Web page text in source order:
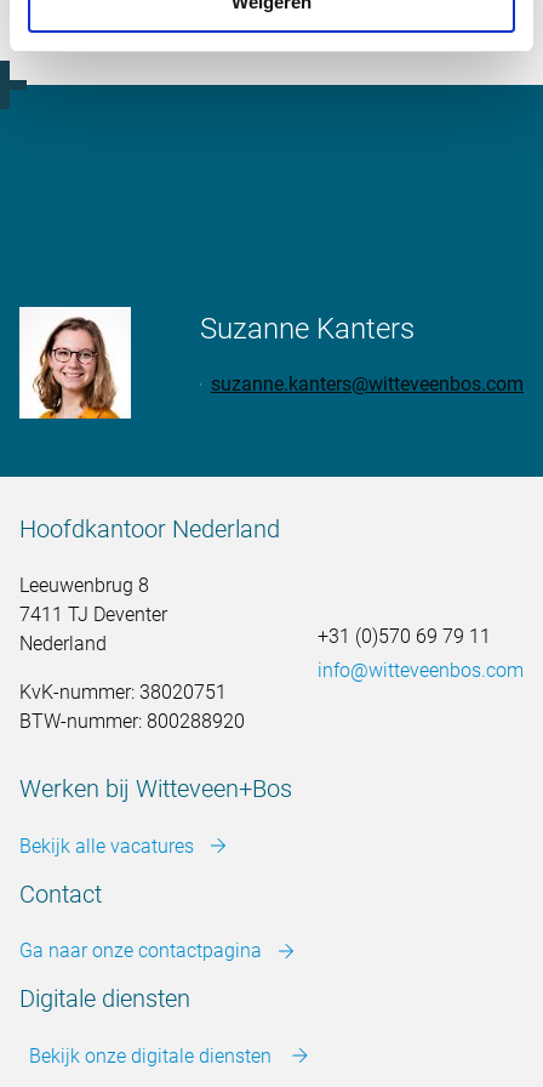
Uiteindelijk zijn wij afhankelijk van onze planeet en haar
hulpbronnen en biodiversiteit.’
Suzanne Kanters
suzanne.kanters@witteveenbos.com
Hoofdkantoor Nederland
Leeuwenbrug 8
7411 TJ Deventer
Nederland
KvK-nummer: 38020751
BTW-nummer: 800288920
+31 (0)570 69 79 11
info@witteveenbos.com
Werken bij Witteveen+Bos
Bekijk alle vacatures
Contact
Ga naar onze contactpagina
Digitale diensten
Bekijk onze digitale diensten